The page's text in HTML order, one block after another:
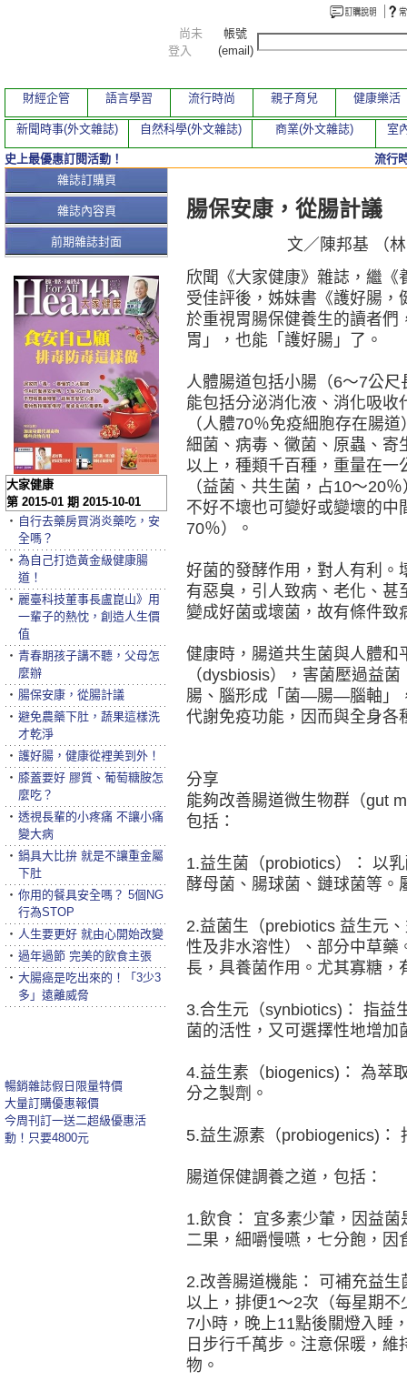
本期文章
腸保安康，從腸計議
文／陳邦基 （
欣聞《大家健康》雜誌，繼
受佳評後，姊妹書《護好腸
於重視胃腸保健養生的讀者們
胃」，也能「護好腸」了。
人體腸道包括小腸（6～7公
能包括分泌消化液、消化吸
（人體70％免疫細胞存在腸
細菌、病毒、黴菌、原蟲、寄
以上，種類千百種，重量在一
（益菌、共生菌，占10～20
不好不壞也可變好或變壞的
70％）。
好菌的發酵作用，對人有利。
有惡臭，引人致病、老化、
變成好菌或壞菌，故有條件致
健康時，腸道共生菌與人體和
（dysbiosis），害菌壓過益
腸、腦形成「菌—腸—腦軸」
代謝免疫功能，因而與全身各
分享
能夠改善腸道微生物群（gut
包括：
1.益生菌（probiotics）： 以
酵母菌、腸球菌、鏈球菌等
2.益菌生（prebiotics 益生元
性及非水溶性）、部分中草藥
長，具養菌作用。尤其寡糖，
3.合生元（synbiotics)： 指益
菌的活性，又可選擇性地增
4.益生素（biogenics)： 為萃
分之製劑。
5.益生源素（probiogenics)：
腸道保健調養之道，包括：
1.飲食： 宜多素少葷，因益
二果，細嚼慢嚥，七分飽，
2.改善腸道機能： 可補充益
以上，排便1～2次（每星期
7小時，晚上11點後關燈入睡
日步行千萬步。注意保暖，
物。
雜誌訂購頁
雜誌內容頁
前期雜誌封面
大家健康
第 2015-01 期 2015-10-01
‧ 自行去藥房買消炎藥吃，安
全嗎？
‧ 為自己打造黃金級健康腸
道！
‧ 麗臺科技董事長盧崑山》用
一輩子的熱忱，創造人生價
值
‧ 青春期孩子講不聽，父母怎
麼辦
‧ 腸保安康，從腸計議
‧ 避免農藥下肚，蔬果這樣洗
才乾淨
‧ 護好腸，健康從裡美到外！
‧ 膝蓋要好 膠質、葡萄糖胺怎
麼吃？
‧ 透視長輩的小疼痛 不讓小痛
變大病
‧ 鍋具大比拚 就是不讓重金屬
下肚
‧ 你用的餐具安全嗎？ 5個NG
行為STOP
‧ 人生要更好 就由心開始改變
‧ 過年過節 完美的飲食主張
‧ 大腸癌是吃出來的！「3少3
多」遠離威脅
暢銷雜誌假日限量特價
大量訂購優惠報價
今周刊訂一送二超級優惠活
動！只要4800元
尚未
登入
帳號
(email)
財經企管 語言學習 流行時尚 親子育兒 健康樂活
新聞時事(外文雜誌) 自然科學(外文雜誌) 商業(外文雜誌) 室
史上最優惠訂閱活動！ 流行